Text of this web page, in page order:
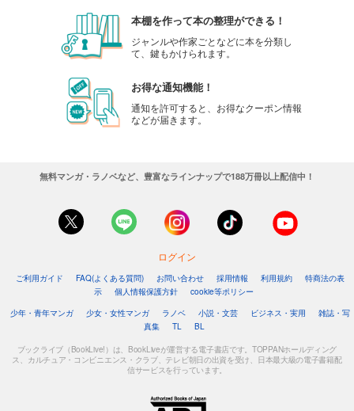
本棚を作って本の整理ができる！
ジャンルや作家ごとなどに本を分類し
て、鍵もかけられます。
お得な通知機能！
通知を許可すると、お得なクーポン情報
などが届きます。
無料マンガ・ラノベなど、豊富なラインナップで188万冊以上配信中！
ログイン
ご利用ガイド FAQ(よくある質問) お問い合わせ 採用情報 利用規約
特商法の表
示
個人情報保護方針
cookie等ポリシー
少年・青年マンガ
少女・女性マンガ ラノベ 小説・文芸 ビジネス・実用
雑誌・写
真集
TL BL
ブックライブ（BookLive!）は、BookLiveが運営する電子書店です。TOPPANホールディング
ス、カルチュア・コンビニエンス・クラブ、テレビ朝日の出資を受け、日本最大級の電子書籍配
信サービスを行っています。